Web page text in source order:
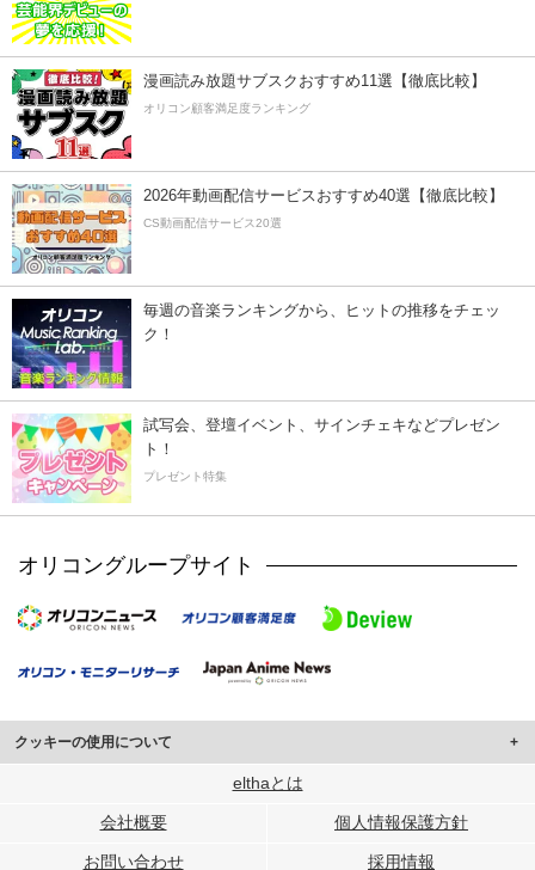
漫画読み放題サブスクおすすめ11選【徹底比較】
オリコン顧客満足度ランキング
2026年動画配信サービスおすすめ40選【徹底比較】
CS動画配信サービス20選
毎週の音楽ランキングから、ヒットの推移をチェッ
ク！
試写会、登壇イベント、サインチェキなどプレゼン
ト！
プレゼント特集
オリコングループサイト
クッキーの使用について
このサイトでは Cookie を使用して、ユーザーに合わせたコンテンツや広告の
行っています。
メディアや広告配信、データ解析の各パートナーに提供しています。
elthaとは
会社概要 個人情報保護方針
お問い合わせ 採用情報